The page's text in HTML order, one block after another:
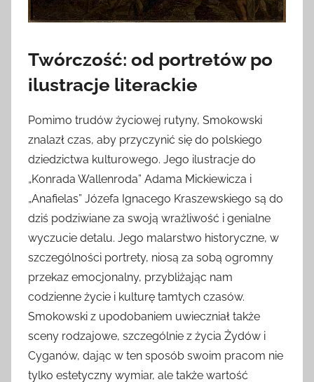
Twórczość: od portretów po
ilustracje literackie
Pomimo trudów życiowej rutyny, Smokowski
znalazł czas, aby przyczynić się do polskiego
dziedzictwa kulturowego. Jego ilustracje do
„Konrada Wallenroda” Adama Mickiewicza i
„Anafielas” Józefa Ignacego Kraszewskiego są do
dziś podziwiane za swoją wrażliwość i genialne
wyczucie detalu. Jego malarstwo historyczne, w
szczególności portrety, niosą za sobą ogromny
przekaz emocjonalny, przybliżając nam
codzienne życie i kulturę tamtych czasów.
Smokowski z upodobaniem uwieczniał także
sceny rodzajowe, szczególnie z życia Żydów i
Cyganów, dając w ten sposób swoim pracom nie
tylko estetyczny wymiar, ale także wartość